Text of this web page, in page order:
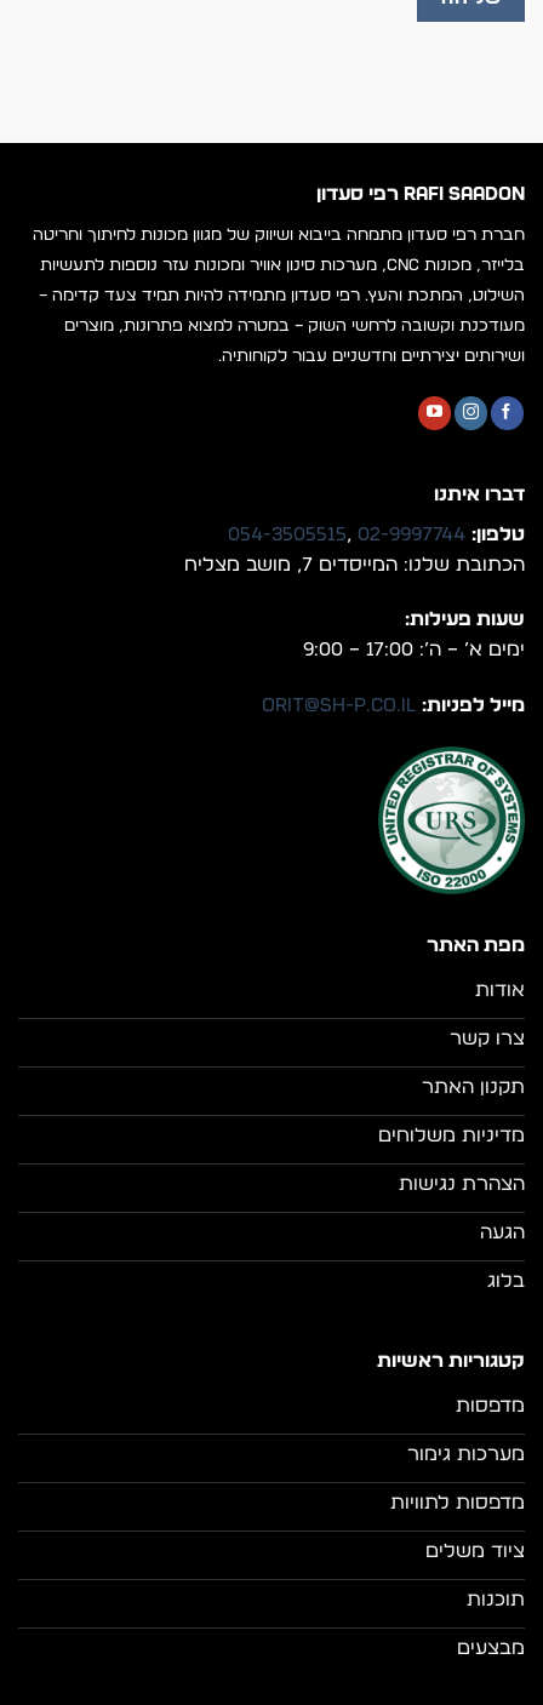
RAFI SAADON רפי סעדון
חברת רפי סעדון מתמחה בייבוא ושיווק של מגוון מכונות לחיתוך וחריטה
בלייזר, מכונות CNC, מערכות סינון אוויר ומכונות עזר נוספות לתעשיות
השילוט, המתכת והעץ. רפי סעדון מתמידה להיות תמיד צעד קדימה –
מעודכנת וקשובה לרחשי השוק – במטרה למצוא פתרונות, מוצרים
ושירותים יצירתיים וחדשניים עבור לקוחותיה.
מפת האתר
אודות
צרו קשר
תקנון האתר
מדיניות משלוחים
הצהרת נגישות
הגעה
בלוג
קטגוריות ראשיות
מדפסות
מערכות גימור
מדפסות לתוויות
ציוד משלים
תוכנות
מבצעים
דברו איתנו
טלפון: 02-9997744
,
054-3505515
הכתובת שלנו: המייסדים 7, מושב מצליח
שעות פעילות:
ימים א’ – ה’: 17:00 – 9:00
מייל לפניות: orit@sh-p.co.il